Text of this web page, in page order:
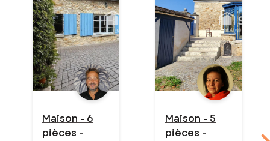
Maison - 6
pièces -
Maison - 5
pièces -